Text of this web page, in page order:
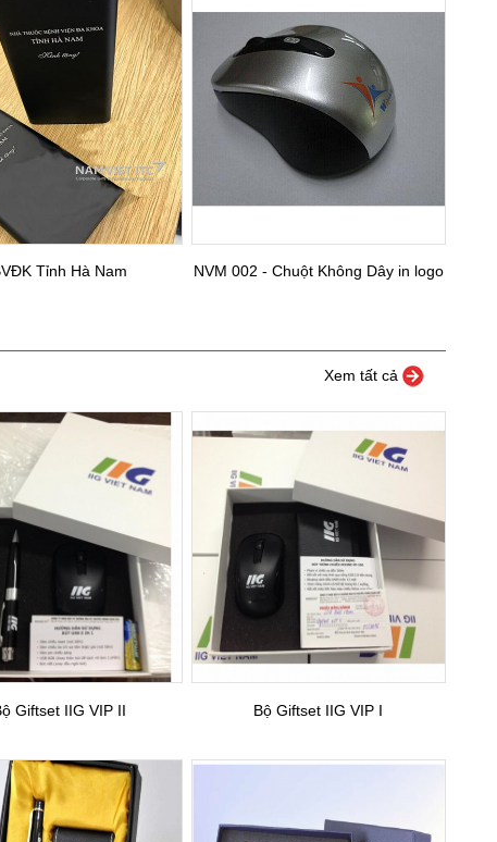
Tỉnh Hà Nam NVM 002 - Chuột Không Dây in logo
Xem tất cả
Giftset IIG VIP II Bộ Giftset IIG VIP I